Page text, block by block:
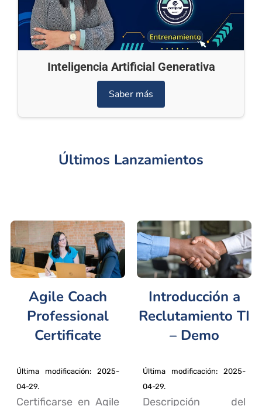
Inteligencia Artificial Generativa
Saber más
Últimos Lanzamientos
Agile Coach
Professional
Certificate
Última modificación: 2025-
04-29.
Certificarse en Agile
Introducción a
Reclutamiento TI
– Demo
Última modificación: 2025-
04-29.
Descripción del